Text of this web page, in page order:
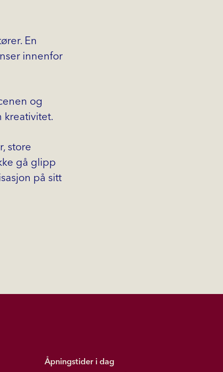
En
innenfor
og
kreativitet.
store
gå glipp
på sitt
Åpningstider i dag